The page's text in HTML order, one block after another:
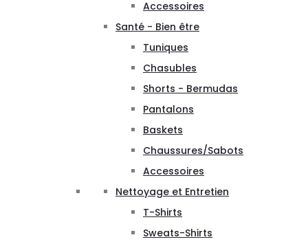
Accessoires
Santé - Bien être
Tuniques
Chasubles
Shorts - Bermudas
Pantalons
Baskets
Chaussures/Sabots
Accessoires
Nettoyage et Entretien
T-Shirts
Sweats-Shirts